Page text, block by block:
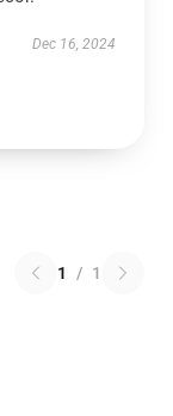
Dec 16, 2024
1 / 1